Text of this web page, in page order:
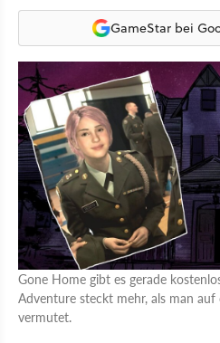
GameStar bei
Gone Home gibt es gerade
Adventure steckt mehr, als man
vermutet.